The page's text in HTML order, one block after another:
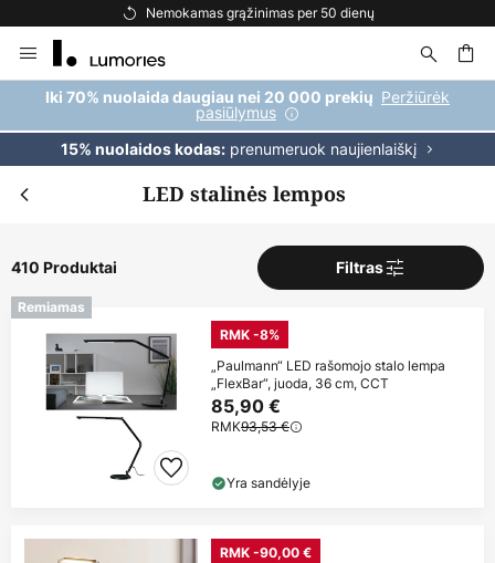
Nemokamas pristatymas užsakymams, viršijantiems 69 €
to
Content
Iki 70% nuolaida daugiau nei 20 000 prekių Peržiūrėk
pasiūlymus
15% nuolaidos kodas:prenumeruok naujienlaiškį
LED stalinės lempos
410 Produktai Filtras
Remiamas
RMK -8%
„Paulmann“ LED rašomojo stalo lempa
„FlexBar“, juoda, 36 cm, CCT
85,90 €
RMK93,53 €
Yra sandėlyje
RMK -90,00 €